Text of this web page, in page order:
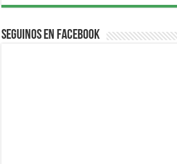
Seguinos en Facebook